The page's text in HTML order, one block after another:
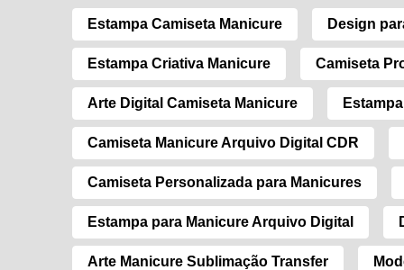
Estampa Camiseta Manicure Design
Estampa Criativa Manicure Camiseta
Arte Digital Camiseta Manicure
Camiseta Manicure Arquivo Digital CDR
Camiseta Personalizada para Manicures
Estampa para Manicure Arquivo Digital
Arte Manicure Sublimação Transfer